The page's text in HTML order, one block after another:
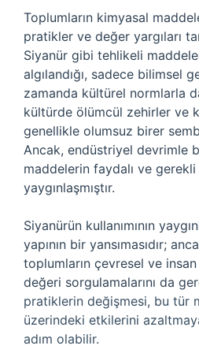
Toplumların kimyasal
pratikler ve değer yargıları
Siyanür gibi tehlikeli
algılandığı, sadece bilimsel
zamanda kültürel normlarla
kültürde ölümcül zehirler ve
genellikle olumsuz birer
Ancak, endüstriyel devrimle
maddelerin faydalı ve
yaygınlaşmıştır.
Siyanürün kullanımının
yapının bir yansımasıdır;
toplumların çevresel ve insan
değeri sorgulamalarını da
pratiklerin değişmesi, bu tür
üzerindeki etkilerini
adım olabilir.